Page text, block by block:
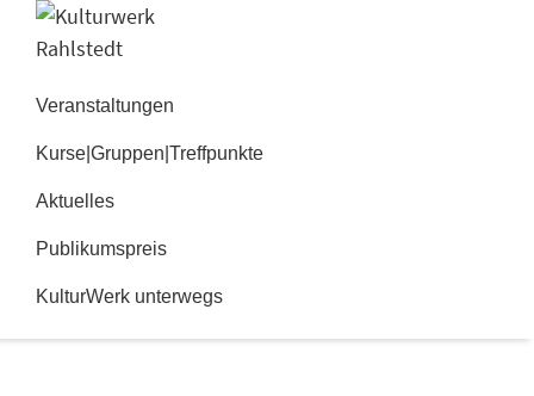
Hauptnavigation
Zum
Inhalt
Rahlstedt
Veranstaltungen
Kurse|Gruppen|Treffpunkte
Aktuelles
Publikumspreis
KulturWerk unterwegs